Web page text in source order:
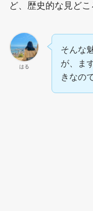
ど、歴史的な見ど
はる
そんな
が、ま
きなの